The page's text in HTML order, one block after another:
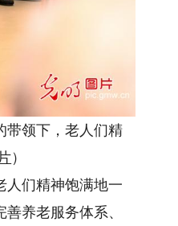
领下，老人们精
）
们精神饱满地一
养老服务体系、